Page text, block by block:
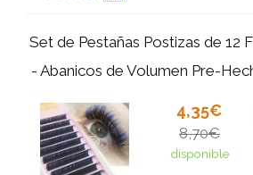
Set de Pestañas Postizas de 12
- Abanicos de Volumen Pre-
4,35€
8,70€
disponible